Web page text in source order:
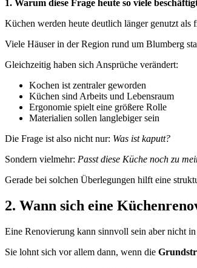
1. Warum diese Frage heute so viele
Küchen werden heute deutlich länger genutzt als
Viele Häuser in der Region rund um Blumberg
Gleichzeitig haben sich Ansprüche verändert:
Kochen ist zentraler geworden
Küchen sind Arbeits und Lebensraum
Ergonomie spielt eine größere Rolle
Materialien sollen langlebiger sein
Die Frage ist also nicht nur: Was ist kaputt?
Sondern vielmehr: Passt diese Küche noch zu
Gerade bei solchen Überlegungen hilft eine
2. Wann sich eine
Eine Renovierung kann sinnvoll sein aber nicht
Sie lohnt sich vor allem dann, wenn die